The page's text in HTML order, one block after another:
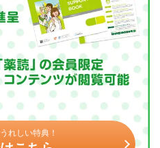
れしい特典！